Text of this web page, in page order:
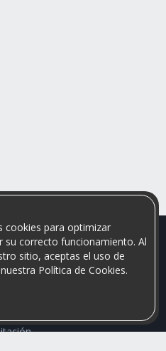
cookies para optimizar
su correcto funcionamiento. Al
sitio, aceptas el uso de
Política de Cookies.
con las que buscan una